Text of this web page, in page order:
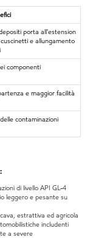
porta all'estension
e allungamento
componenti
e maggior facilità
contaminazioni
di livello API GL-4
leggero e pesante su
estrattiva ed agricola
includenti
a severe